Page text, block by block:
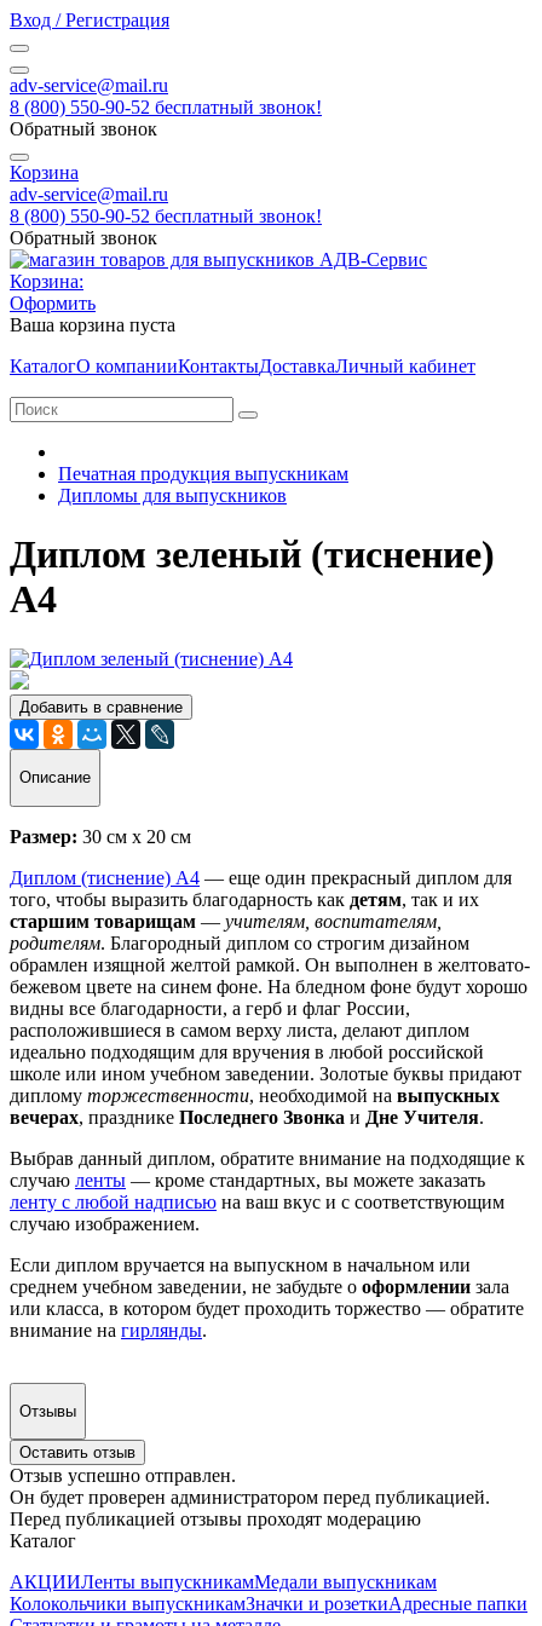
Вход / Регистрация
adv-service@mail.ru
8 (800) 550-90-52 бесплатный звонок!
Обратный звонок
Корзина
adv-service@mail.ru
8 (800) 550-90-52 бесплатный звонок!
Обратный звонок
Корзина:
Оформить
Ваша корзина пуста
КаталогО компанииКонтактыДоставкаЛичный кабинет
Печатная продукция выпускникам
Дипломы для выпускников
Диплом зеленый (тиснение)
А4
Добавить в сравнение
Описание
Размер: 30 см х 20 см
Диплом (тиснение) А4 — еще один прекрасный диплом для
того, чтобы выразить благодарность как детям, так и их
старшим товарищам — учителям, воспитателям,
родителям. Благородный диплом со строгим дизайном
обрамлен изящной желтой рамкой. Он выполнен в желтовато-
бежевом цвете на синем фоне. На бледном фоне будут хорошо
видны все благодарности, а герб и флаг России,
расположившиеся в самом верху листа, делают диплом
идеально подходящим для вручения в любой российской
школе или ином учебном заведении. Золотые буквы придают
диплому торжественности, необходимой на выпускных
вечерах, празднике Последнего Звонка и Дне Учителя.
Выбрав данный диплом, обратите внимание на подходящие к
случаю ленты — кроме стандартных, вы можете заказать
ленту с любой надписью на ваш вкус и с соответствующим
случаю изображением.
Если диплом вручается на выпускном в начальном или
среднем учебном заведении, не забудьте о оформлении зала
или класса, в котором будет проходить торжество — обратите
внимание на гирлянды.
Отзывы
Оставить отзыв
Отзыв успешно отправлен.
Он будет проверен администратором перед публикацией.
Перед публикацией отзывы проходят модерацию
Каталог
АКЦИИЛенты выпускникамМедали выпускникам
Колокольчики выпускникамЗначки и розеткиАдресные папки